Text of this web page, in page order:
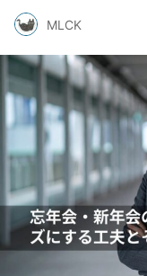
MLCK